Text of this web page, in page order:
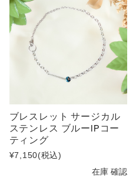
ブレスレット サージカル
ステンレス ブルーIPコー
ティング
¥7,150(税込)
在庫 確認